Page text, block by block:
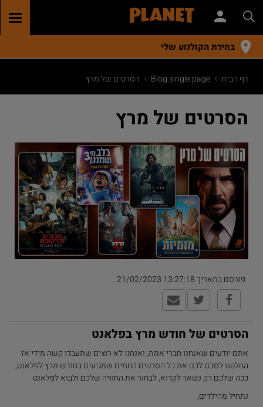
בחירת הקולנוע שלי
דף הבית Blog single page הסרטים של מרץ
הסרטים של מרץ
פורסם בתאריך 13:27:18 21/02/2023
הסרטים של חודש מרץ בפלאנט
אתם יודעים שאנחנו חברי אמת, ואנחנו לא רוצים שתעבדו קשה מידי אז
החלטנו לסכם לכם את כל הסרטים החמים שמגיעים בחודש מרץ לפלאנט,
ככה שלכם רק נשאר לקרוא, לבחור את החוויה שלכם ולבוא לפלאנט
נתחיל מהילדים,